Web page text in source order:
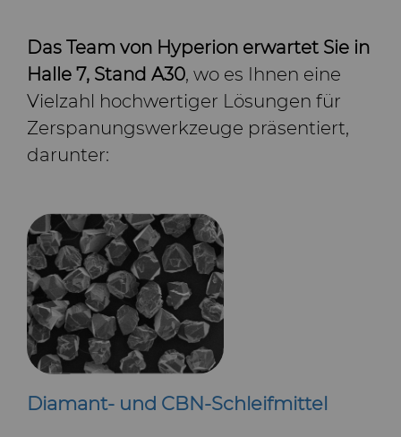
Das Team von Hyperion erwartet Sie in
Halle 7, Stand A30, wo es Ihnen eine
Vielzahl hochwertiger Lösungen für
Zerspanungswerkzeuge präsentiert,
darunter:
Diamant- und CBN-Schleifmittel